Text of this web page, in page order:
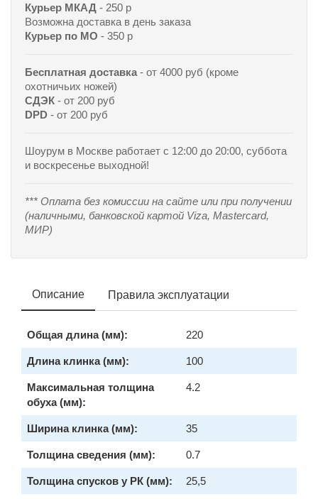
Курьер МКАД - 250 р
Возможна доставка в день заказа
Курьер по МО - 350 р
Бесплатная доставка - от 4000 руб (кроме
охотничьих ножей)
СДЭК - от 200 руб
DPD - от 200 руб
Шоурум в Москве работает с 12:00 до 20:00, суббота
и воскресенье выходной!
*** Оплата без комиссии на сайте или при получении
(наличными, банковской картой Viza, Mastercard,
МИР)
Описание Правила эксплуатации
Общая длина (мм): 220
Длина клинка (мм): 100
Максимальная толщина
обуха (мм):
4.2
Ширина клинка (мм): 35
Толщина сведения (мм): 0.7
Толщина спусков у РК (мм): 25,5